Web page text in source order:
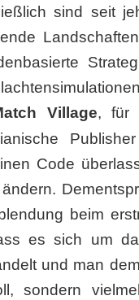
sind seit
Village, für
Code
beim
es sich um
und man
sondern